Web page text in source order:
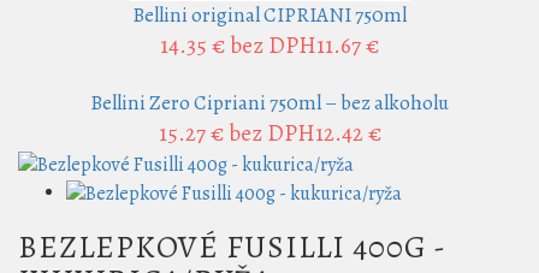
Bellini original CIPRIANI 750ml
14.35 €bez DPH11.67 €
Bellini Zero Cipriani 750ml – bez alkoholu
15.27 € bez DPH12.42 €
BEZLEPKOVÉ FUSILLI 400G -